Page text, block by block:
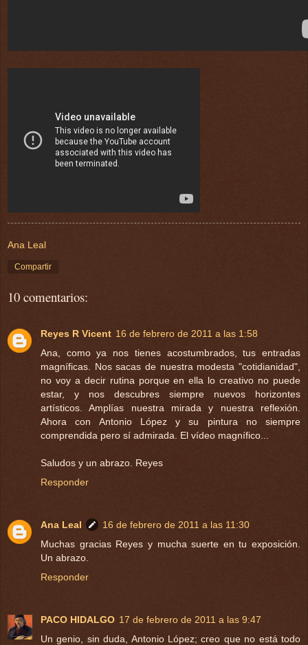
Ana Leal
Compartir
10 comentarios:
Reyes R Vicent 16 de febrero de 2011 a las 1:58
Ana, como ya nos tienes acostumbrados, tus entradas
magníficas. Nos sacas de nuestra modesta "cotidianidad",
no voy a decir rutina porque en ella lo creativo no puede
estar, y nos descubres siempre nuevos horizontes
artísticos. Amplías nuestra mirada y nuestra reflexión.
Ahora con Antonio López y su pintura no siempre
comprendida pero sí admirada. El vídeo magnífico...
Saludos y un abrazo. Reyes
Responder
Ana Leal
16 de febrero de 2011 a las 11:30
Muchas gracias Reyes y mucha suerte en tu exposición.
Un abrazo.
Responder
PACO HIDALGO 17 de febrero de 2011 a las 9:47
Un genio, sin duda, Antonio López; creo que no está todo